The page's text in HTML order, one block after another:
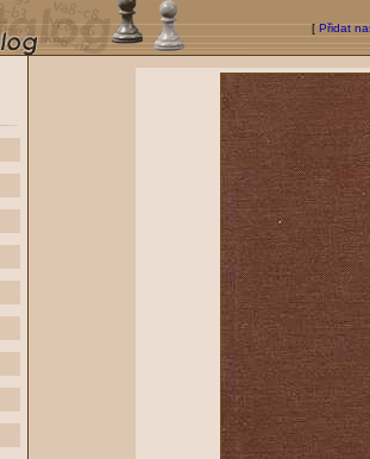
[ Přidat